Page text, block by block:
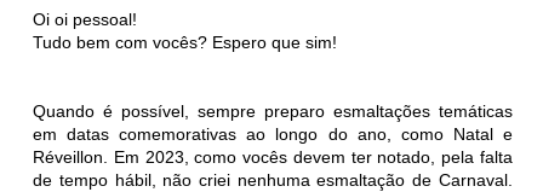
Oi oi pessoal!
Tudo bem com vocês? Espero que sim!
Quando é possível, sempre preparo esmaltações temáticas
em datas comemorativas ao longo do ano, como Natal e
Réveillon. Em 2023, como vocês devem ter notado, pela falta
de tempo hábil, não criei nenhuma esmaltação de Carnaval.